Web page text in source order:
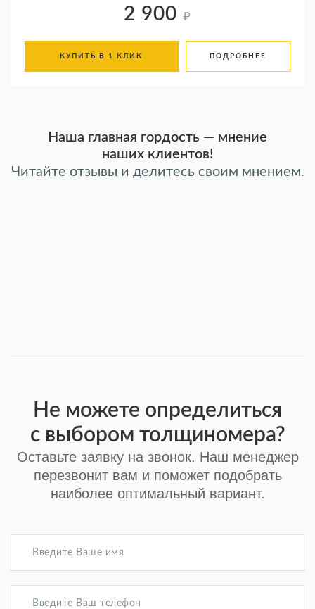
2 900 ₽
КУПИТЬ В 1 КЛИК ПОДРОБНЕЕ
Наша главная гордость — мнение
наших клиентов!
Читайте отзывы и делитесь своим мнением.
Не можете определиться
с выбором толщиномера?
Оставьте заявку на звонок. Наш менеджер
перезвонит вам и поможет подобрать
наиболее оптимальный вариант.